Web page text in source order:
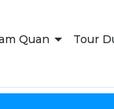
Quan Tour